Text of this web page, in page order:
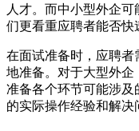
人才。而中小型外企
们更看重应聘者能否快
在面试准备时，应聘
地准备。对于大型外
准备各个环节可能涉及
的实际操作经验和解决